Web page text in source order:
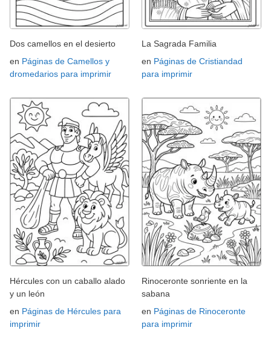
Dos camellos en el desierto
en Páginas de Camellos y
dromedarios para imprimir
La Sagrada Familia
en Páginas de Cristiandad
para imprimir
Hércules con un caballo alado
y un león
en Páginas de Hércules para
imprimir
Rinoceronte sonriente en la
sabana
en Páginas de Rinoceronte
para imprimir